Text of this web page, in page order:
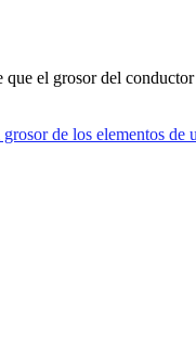
el grosor del
grosor de los elementos de